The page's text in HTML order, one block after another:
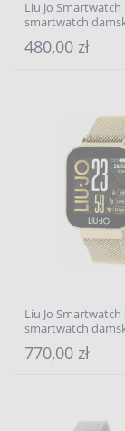
Liu Jo Smartwatch
smartwatch
480,00 zł
Liu Jo Smartwatch
smartwatch
770,00 zł